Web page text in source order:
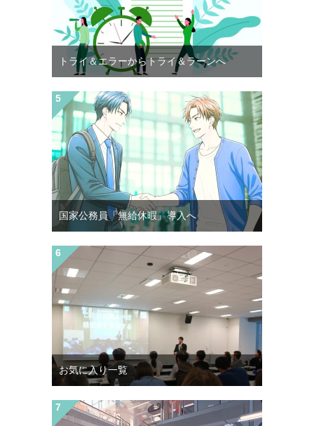
トライ＆エラーからトライ＆ラーンへ
国家公務員「無給休暇」導入へ
お気に入り一覧